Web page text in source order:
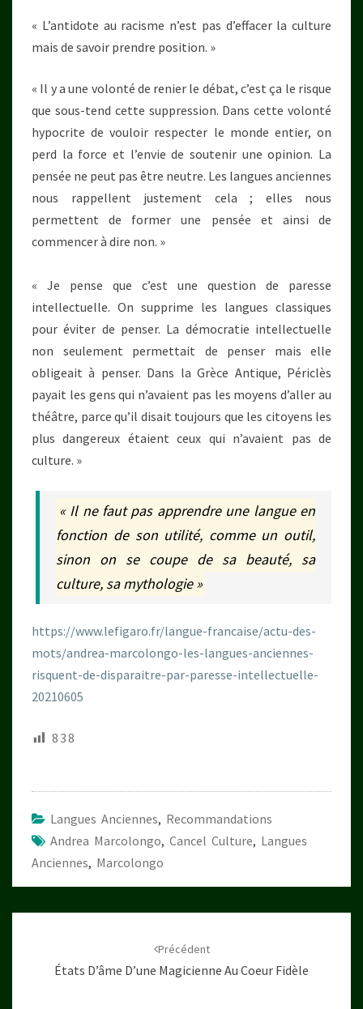
« L’antidote au racisme n’est pas d’effacer la culture
mais de savoir prendre position. »
« Il y a une volonté de renier le débat, c’est ça le risque
que sous-tend cette suppression. Dans cette volonté
hypocrite de vouloir respecter le monde entier, on
perd la force et l’envie de soutenir une opinion. La
pensée ne peut pas être neutre. Les langues anciennes
nous rappellent justement cela ; elles nous
permettent de former une pensée et ainsi de
commencer à dire non. »
« Je pense que c’est une question de paresse
intellectuelle. On supprime les langues classiques
pour éviter de penser. La démocratie intellectuelle
non seulement permettait de penser mais elle
obligeait à penser. Dans la Grèce Antique, Périclès
payait les gens qui n’avaient pas les moyens d’aller au
théâtre, parce qu’il disait toujours que les citoyens les
plus dangereux étaient ceux qui n’avaient pas de
culture. »
« Il ne faut pas apprendre une langue en
fonction de son utilité, comme un outil,
sinon on se coupe de sa beauté, sa
culture, sa mythologie »
https://www.lefigaro.fr/langue-francaise/actu-des-
mots/andrea-marcolongo-les-langues-anciennes-
risquent-de-disparaitre-par-paresse-intellectuelle-
20210605
838
Langues Anciennes, Recommandations
Andrea Marcolongo, Cancel Culture, Langues
Anciennes, Marcolongo
Précédent
États D’âme D’une Magicienne Au Coeur Fidèle